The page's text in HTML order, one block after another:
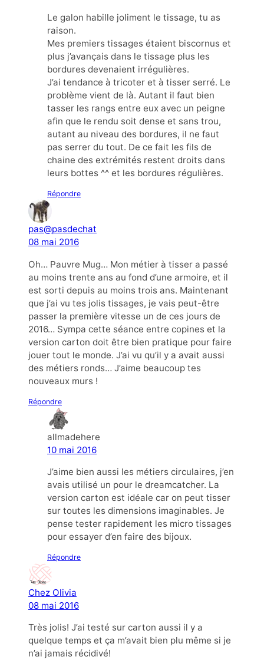
Le galon habille joliment le tissage, tu as
raison.
Mes premiers tissages étaient biscornus et
plus j’avançais dans le tissage plus les
bordures devenaient irrégulières.
J’ai tendance à tricoter et à tisser serré. Le
problème vient de là. Autant il faut bien
tasser les rangs entre eux avec un peigne
afin que le rendu soit dense et sans trou,
autant au niveau des bordures, il ne faut
pas serrer du tout. De ce fait les fils de
chaine des extrémités restent droits dans
leurs bottes ^^ et les bordures régulières.
Répondre
pas@pasdechat
08 mai 2016
Oh… Pauvre Mug… Mon métier à tisser a passé
au moins trente ans au fond d’une armoire, et il
est sorti depuis au moins trois ans. Maintenant
que j’ai vu tes jolis tissages, je vais peut-être
passer la première vitesse un de ces jours de
2016… Sympa cette séance entre copines et la
version carton doit être bien pratique pour faire
jouer tout le monde. J’ai vu qu’il y a avait aussi
des métiers ronds… J’aime beaucoup tes
nouveaux murs !
Répondre
allmadehere
10 mai 2016
J’aime bien aussi les métiers circulaires, j’en
avais utilisé un pour le dreamcatcher. La
version carton est idéale car on peut tisser
sur toutes les dimensions imaginables. Je
pense tester rapidement les micro tissages
pour essayer d’en faire des bijoux.
Répondre
Chez Olivia
08 mai 2016
Très jolis! J’ai testé sur carton aussi il y a
quelque temps et ça m’avait bien plu même si je
n’ai jamais récidivé!